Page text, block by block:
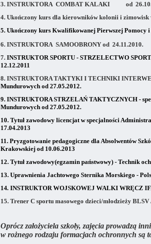
3. INSTRUKTORA COMBAT KALAKI od
4. Ukończony kurs dla kierowników kolonii i zimowisk
5. Ukończony kurs Kwalifikowanej Pierwszej Pomocy i
6. INSTRUKTORA SAMOOBRONY od 24.11.2010.
7. INSTRUKTOR SPORTU - STRZELECTWO
12.12.2011
8. INSTRUKTORA TAKTYKI I TECHNIKI
Mundurowych od 27.05.2012.
9. INSTRUKTORA STRZELAŃ TAKTYCZNYCH -
Mundurowych od 27.05.2012.
10. Tytuł zawodowy licencjat w specjalności
17.04.2013
11. Pryzgotowanie pedagogiczne dla Absolwentów
Krakowskiej od 10.06.2013
12. Tytuł zawodowy(egzamin państwowy) - Technik
13. Uprawnienia Jachtowego Sternika Morskiego -
14. INSTRUKTOR WOJSKOWEJ WALKI WRĘCZ
15. Trener C sportu masowego dzieci/młodzieży
Oprócz założyciela szkoły, zajęcia prowadzą
w rożnego rodzaju formacjach ochronnych są